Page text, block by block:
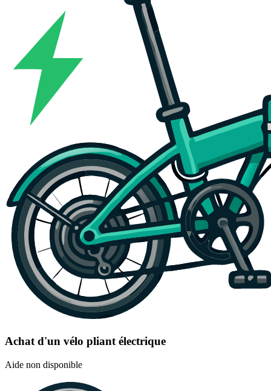
Achat d'un vélo pliant électrique
Aide non disponible